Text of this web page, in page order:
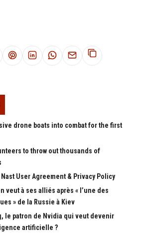
drone boats into combat for the first
to throw out thousands of
User Agreement & Privacy Policy
veut à ses alliés après « l’une des
» de la Russie à Kiev
le patron de Nvidia qui veut devenir
artificielle ?